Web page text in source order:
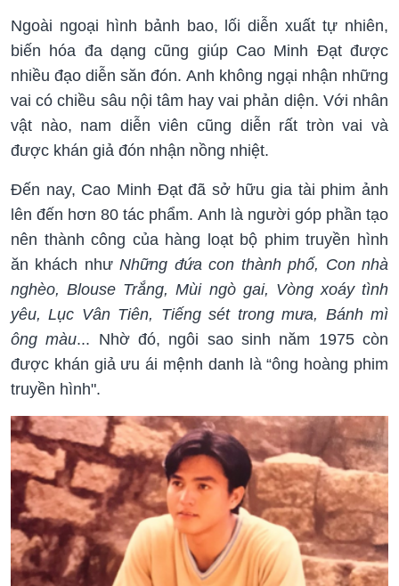
Ngoài ngoại hình bảnh bao, lối diễn xuất tự nhiên,
biến hóa đa dạng cũng giúp Cao Minh Đạt được
nhiều đạo diễn săn đón. Anh không ngại nhận những
vai có chiều sâu nội tâm hay vai phản diện. Với nhân
vật nào, nam diễn viên cũng diễn rất tròn vai và
được khán giả đón nhận nồng nhiệt.
Đến nay, Cao Minh Đạt đã sở hữu gia tài phim ảnh
lên đến hơn 80 tác phẩm. Anh là người góp phần tạo
nên thành công của hàng loạt bộ phim truyền hình
ăn khách nhưNhững đứa con thành phố, Con nhà
nghèo, Blouse Trắng, Mùi ngò gai, Vòng xoáy tình
yêu, Lục Vân Tiên, Tiếng sét trong mưa, Bánh mì
ông màu... Nhờ đó, ngôi sao sinh năm 1975 còn
được khán giả ưu ái mệnh danh là “ông hoàng phim
truyền hình".